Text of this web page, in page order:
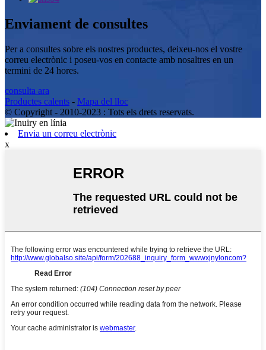
Enviament de consultes
Per a consultes sobre els nostres productes, deixeu-nos el vostre
correu electrònic i poseu-vos en contacte amb nosaltres en un
termini de 24 hores.
consulta ara
Productes calents - Mapa del lloc
© Copyright - 2010-2023 : Tots els drets reservats.
Envia un correu electrònic
x